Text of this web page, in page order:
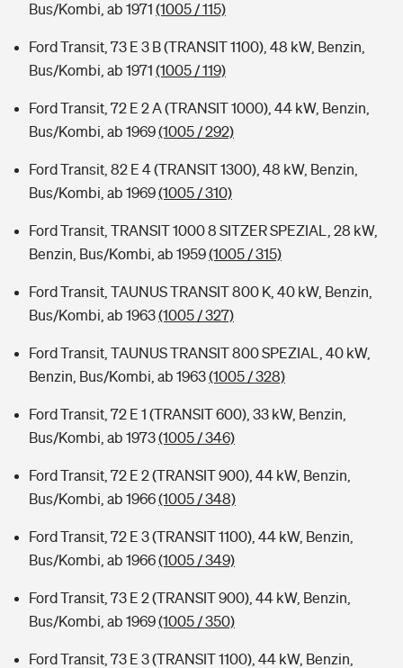
Bus/Kombi, ab 1971 (1005 / 115)
Ford Transit, 73 E 3 B (TRANSIT 1100), 48 kW, Benzin,
Bus/Kombi, ab 1971 (1005 / 119)
Ford Transit, 72 E 2 A (TRANSIT 1000), 44 kW, Benzin,
Bus/Kombi, ab 1969(1005 / 292)
Ford Transit, 82 E 4 (TRANSIT 1300), 48 kW, Benzin,
Bus/Kombi, ab 1969(1005 / 310)
Ford Transit, TRANSIT 1000 8 SITZER SPEZIAL, 28 kW,
Benzin, Bus/Kombi, ab 1959(1005 / 315)
Ford Transit, TAUNUS TRANSIT 800 K, 40 kW, Benzin,
Bus/Kombi, ab 1963(1005 / 327)
Ford Transit, TAUNUS TRANSIT 800 SPEZIAL, 40 kW,
Benzin, Bus/Kombi, ab 1963(1005 / 328)
Ford Transit, 72 E 1 (TRANSIT 600), 33 kW, Benzin,
Bus/Kombi, ab 1973(1005 / 346)
Ford Transit, 72 E 2 (TRANSIT 900), 44 kW, Benzin,
Bus/Kombi, ab 1966(1005 / 348)
Ford Transit, 72 E 3 (TRANSIT 1100), 44 kW, Benzin,
Bus/Kombi, ab 1966(1005 / 349)
Ford Transit, 73 E 2 (TRANSIT 900), 44 kW, Benzin,
Bus/Kombi, ab 1969(1005 / 350)
Ford Transit, 73 E 3 (TRANSIT 1100), 44 kW, Benzin,